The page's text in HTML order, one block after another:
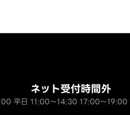
ネット受付時間外
平日 11:00～14:30 17:00～